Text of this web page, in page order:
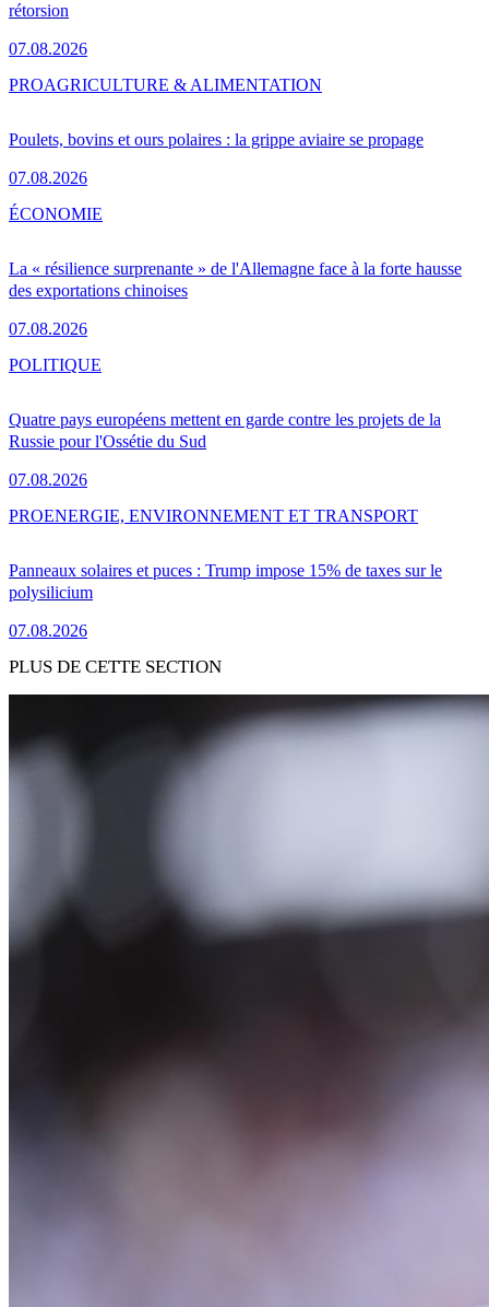
rétorsion
07.08.2026
Poulets, bovins et ours polaires : la grippe aviaire se propage
07.08.2026
PROAGRICULTURE & ALIMENTATION
La « résilience surprenante » de l'Allemagne face à la forte hausse
des exportations chinoises
07.08.2026
ÉCONOMIE
Quatre pays européens mettent en garde contre les projets de la
Russie pour l'Ossétie du Sud
07.08.2026
POLITIQUE
Panneaux solaires et puces : Trump impose 15% de taxes sur le
polysilicium
07.08.2026
PROENERGIE, ENVIRONNEMENT ET TRANSPORT
PLUS DE CETTE SECTION